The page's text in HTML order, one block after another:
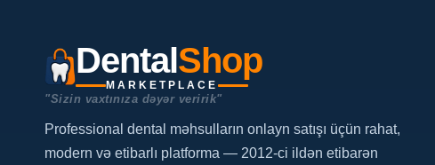
DentalShop
MARKETPLACE
"Sizin vaxtınıza dəyər veririk"
Professional dental məhsulların onlayn satışı üçün rahat,
modern və etibarlı platforma — 2012-ci ildən etibarən